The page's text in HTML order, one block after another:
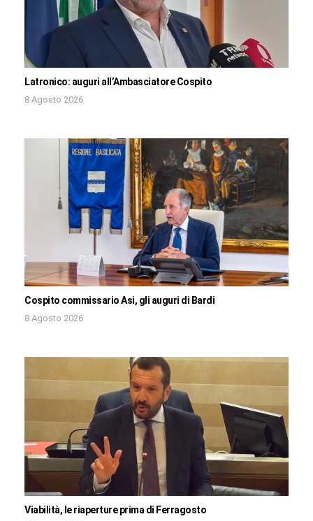
Latronico: auguri all’Ambasciatore Cospito
8 Agosto 2026
Cospito commissario Asi, gli auguri di Bardi
8 Agosto 2026
Viabilità, le riaperture prima di Ferragosto